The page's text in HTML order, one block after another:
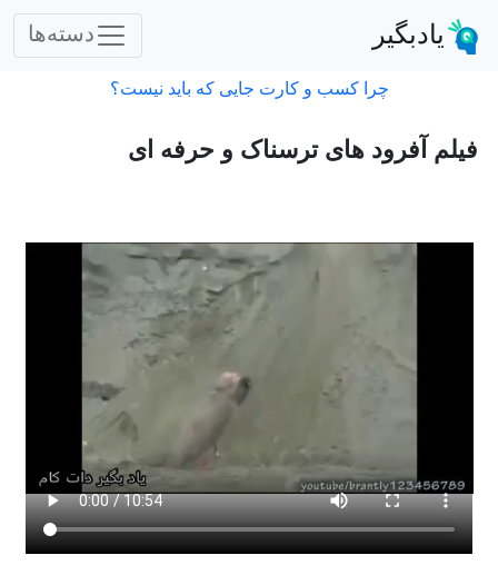
یادبگیر دسته‌ها
چرا کسب و کارت جایی که باید نیست؟
فیلم آفرود های ترسناک و حرفه ای